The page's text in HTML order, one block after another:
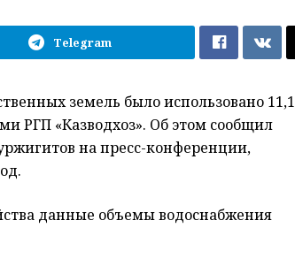
Telegram
земель было использовано 11,1
РГП «Казводхоз». Об этом сообщил
на пресс-конференции,
данные объемы водоснабжения